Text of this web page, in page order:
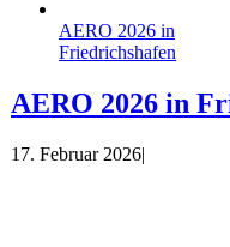
AERO 2026 in
Friedrichshafen
AERO 2026 in
17. Februar 2026|